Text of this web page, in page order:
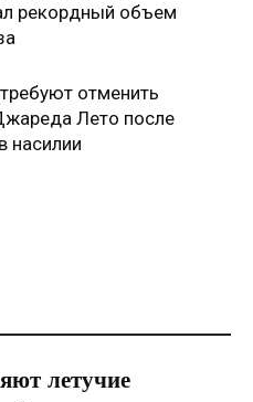
рекордный объем
отменить
Лето после
насилии
летучие